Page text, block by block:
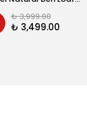
₺ 3,999.00
₺ 3,499.00